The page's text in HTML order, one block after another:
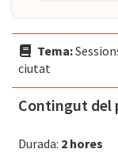
Tema:
ciutat
Contingut del
Durada: 2 hores